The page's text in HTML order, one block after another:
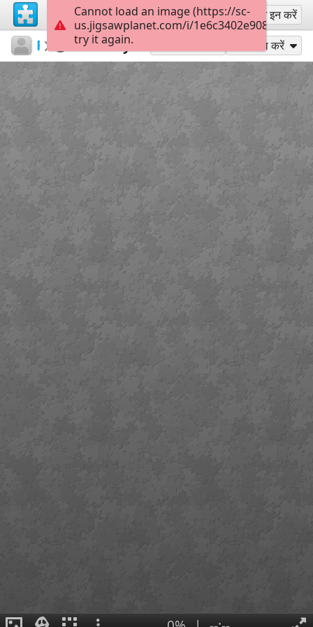
साइन अप साइन इन करें
RedDirtinMySoul Red Hills
Beauty साझा करें
Cannot load an image (https://sc-
us.jigsawplanet.com/i/
try it again.